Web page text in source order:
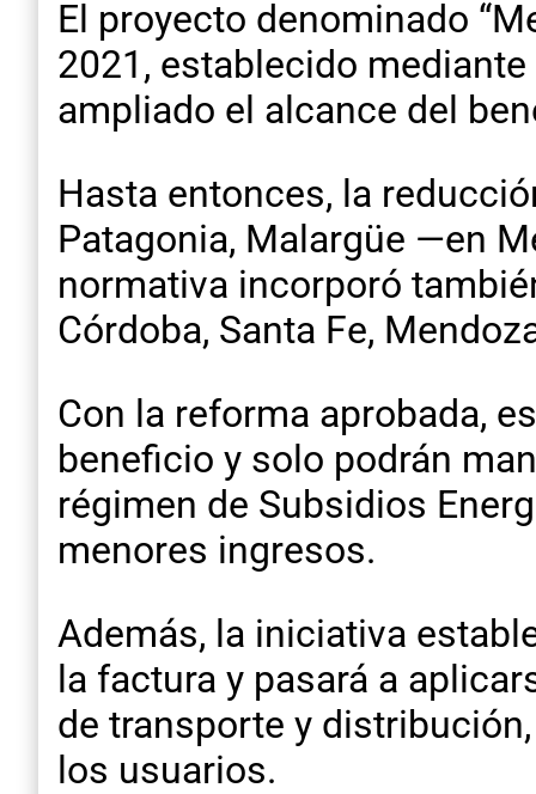
El proyecto denominado
2021, establecido
ampliado el alcance del
Hasta entonces, la
Patagonia, Malargüe —en
normativa incorporó
Córdoba, Santa Fe,
Con la reforma aprobada,
beneficio y solo podrán
régimen de Subsidios
menores ingresos.
Además, la iniciativa
la factura y pasará a
de transporte y
los usuarios.